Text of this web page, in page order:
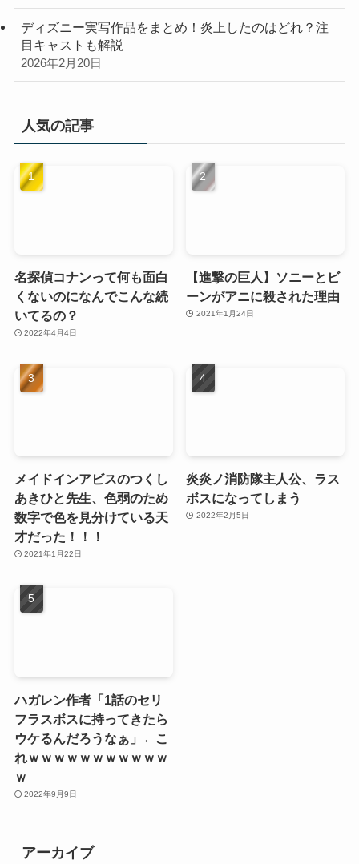
ディズニー実写作品をまとめ！炎上したのはどれ？注
目キャストも解説
2026年2月20日
人気の記事
名探偵コナンって何も面白
くないのになんでこんな続
いてるの？
2022年4月4日
【進撃の巨人】ソニーとビ
ーンがアニに殺された理由
2021年1月24日
メイドインアビスのつくし
あきひと先生、色弱のため
数字で色を見分けている天
才だった！！！
2021年1月22日
炎炎ノ消防隊主人公、ラス
ボスになってしまう
2022年2月5日
ハガレン作者「1話のセリ
フラスボスに持ってきたら
ウケるんだろうなぁ」←こ
れｗｗｗｗｗｗｗｗｗｗｗ
ｗ
2022年9月9日
アーカイブ